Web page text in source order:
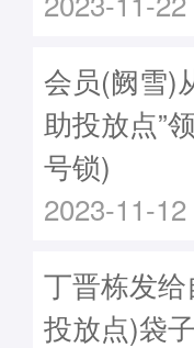
会员(阙雪)
助投放点”
号锁)
2023-11-
丁晋栋发
投放点)袋